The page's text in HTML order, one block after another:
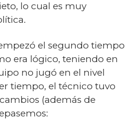
lo cual es muy
el segundo tiempo
era lógico, teniendo en
no jugó en el nivel
tiempo, el técnico tuvo
(además de